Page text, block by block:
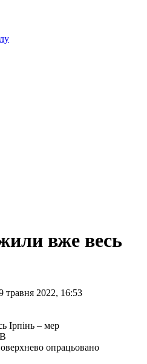
вже весь
травня 2022, 16:53
опрацьовано